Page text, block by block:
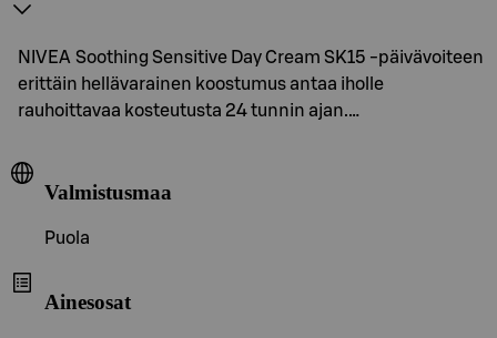
NIVEA Soothing Sensitive Day Cream SK15 -päivävoiteen
erittäin hellävarainen koostumus antaa iholle
rauhoittavaa kosteutusta 24 tunnin ajan.…
Valmistusmaa
Puola
Ainesosat